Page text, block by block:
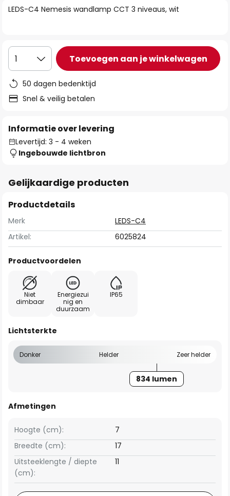
van
gallerij
LEDS-C4 Nemesis wandlamp CCT 3 niveaus, wit
1 Toevoegen aan je winkelwagen
50 dagen bedenktijd
Snel & veilig betalen
Informatie over levering
Levertijd: 3 - 4 weken
Ingebouwde lichtbron
Gelijkaardige producten
Productdetails
Merk
LEDS-C4
Artikel:
6025824
Productvoordelen
Niet
dimbaar
Energiezui
nig en
duurzaam
IP65
Lichtsterkte
Donker Helder Zeer helder
834 lumen
Afmetingen
Breedte (cm): 17
Hoogte (cm): 7
Uitsteeklengte / diepte
(cm):
11